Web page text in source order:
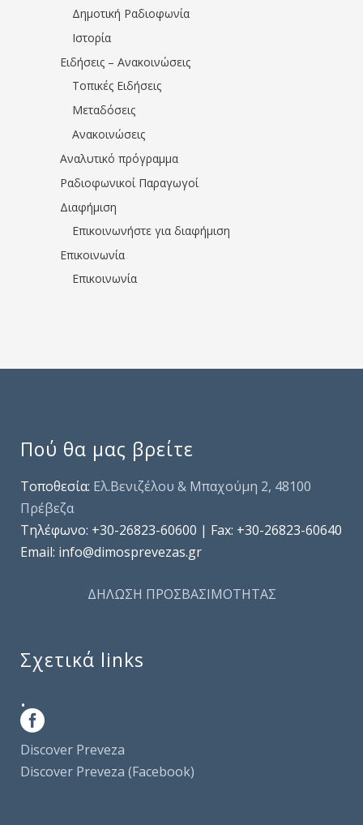
Δημοτική Ραδιοφωνία
Ιστορία
Ειδήσεις – Ανακοινώσεις
Τοπικές Ειδήσεις
Μεταδόσεις
Ανακοινώσεις
Αναλυτικό πρόγραμμα
Ραδιοφωνικοί Παραγωγοί
Διαφήμιση
Επικοινωνήστε για διαφήμιση
Επικοινωνία
Επικοινωνία
Πού θα μας βρείτε
Τοποθεσία: Ελ.Βενιζέλου & Μπαχούμη 2, 48100
Πρέβεζα
Τηλέφωνo: +30-26823-60600 | Fax: +30-26823-60640
Email: info@dimosprevezas.gr
ΔΗΛΩΣΗ ΠΡΟΣΒΑΣΙΜΟΤΗΤΑΣ
Σχετικά links
.
Discover Preveza
Discover Preveza (Facebook)